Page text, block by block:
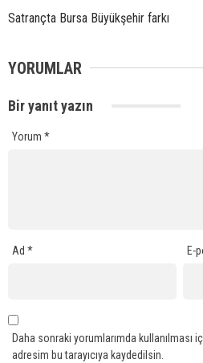
Satrançta Bursa Büyükşehir farkı
YORUMLAR
Bir yanıt yazın
Yorum *
Ad * E-
Daha sonraki yorumlarımda kullanılması
adresim bu tarayıcıya kaydedilsin.